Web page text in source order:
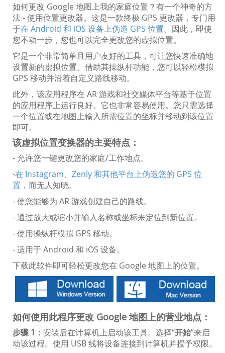
如何更改 Google 地图上我的家庭位置？有一个神奇的方
法 - 使用位置更改器。这是一款终极 GPS 更改器，专门用
于在 Android 和 iOS 设备上伪造 GPS 位置。因此，即使
您不动一步，您也可以完全更改您的虚拟位置。
它是一个非常简单且用户友好的工具，可让您快速准确地
设置新的虚拟位置。借助其操纵杆功能，您可以轻松模拟
GPS 移动并沿着自定义路线移动。
此外，该应用程序在 AR 游戏和社交媒体平台等基于位置
的应用程序上运行良好。它也非常容易使用。您只需选择
一个位置或在地图上输入所需位置的坐标并移动到该位置
即可。
该虚拟位置变换器的主要特点：
- 允许您一键更改您的家庭/工作地点。
-在 Instagram、Zenly 和其他平台上伪造您的 GPS 位
置， 而无人知晓。
- 使您能够为 AR 游戏创建自己的路线。
- 通过放大或缩小并输入名称或坐标来定位到新位置。
- 使用操纵杆模拟 GPS 移动。
- 适用于 Android 和 iOS 设备。
下载此软件即可轻松更改您在 Google 地图上的位置。
如何使用此程序更改 Google 地图上的营业地点：
步骤 1： 安装后在计算机上启动该工具。选择“开始”来启
动该过程。使用 USB 线将设备连接到计算机并授予权限。